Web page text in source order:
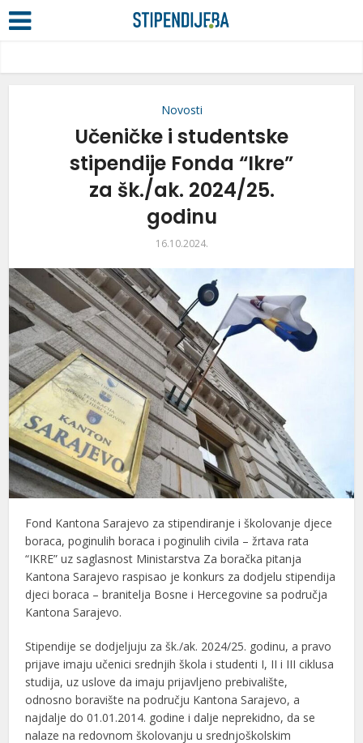
Novosti
Učeničke i studentske
stipendije Fonda “Ikre”
za šk./ak. 2024/25.
godinu
16.10.2024.
Fond Kantona Sarajevo za stipendiranje i školovanje djece
boraca, poginulih boraca i poginulih civila – žrtava rata
“IKRE” uz saglasnost Ministarstva Za boračka pitanja
Kantona Sarajevo raspisao je konkurs za dodjelu stipendija
djeci boraca – branitelja Bosne i Hercegovine sa područja
Kantona Sarajevo.
Stipendije se dodjeljuju za šk./ak. 2024/25. godinu, a pravo
prijave imaju učenici srednjih škola i studenti I, II i III ciklusa
studija, uz uslove da imaju prijavljeno prebivalište,
odnosno boravište na području Kantona Sarajevo, a
najdalje do 01.01.2014. godine i dalje neprekidno, da se
nalaze na redovnom školovanju u srednjoškolskim